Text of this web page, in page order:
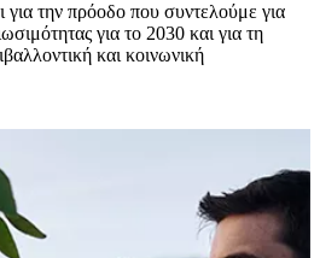
την πρόοδο που συντελούμε για
για το 2030 και για τη
και κοινωνική